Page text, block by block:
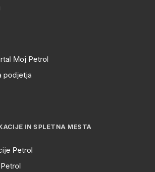
Moj Petrol
podjetja
IN SPLETNA MESTA
Petrol